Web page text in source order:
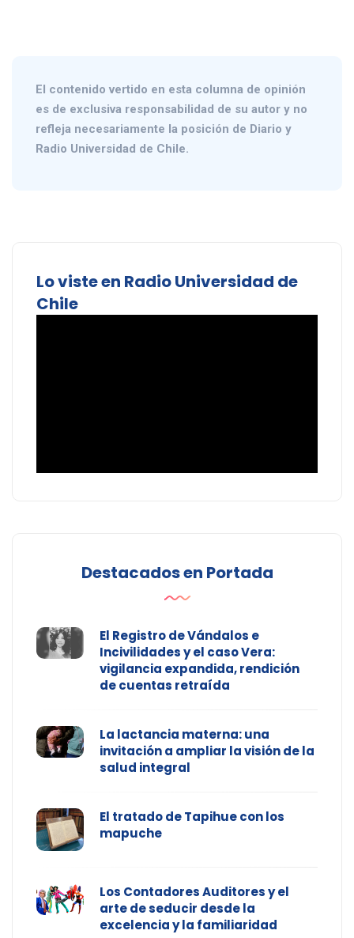
El contenido vertido en esta columna de opinión
es de exclusiva responsabilidad de su autor y no
refleja necesariamente la posición de Diario y
Radio Universidad de Chile.
Lo viste en Radio Universidad de
Chile
Destacados en Portada
El Registro de Vándalos e
Incivilidades y el caso Vera:
vigilancia expandida, rendición
de cuentas retraída
La lactancia materna: una
invitación a ampliar la visión de la
salud integral
El tratado de Tapihue con los
mapuche
Los Contadores Auditores y el
arte de seducir desde la
excelencia y la familiaridad